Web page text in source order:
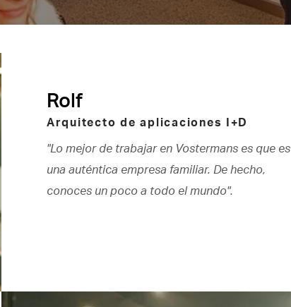
Rolf
Arquitecto de aplicaciones I+D
"Lo mejor de trabajar en Vostermans es que es
una auténtica empresa familiar. De hecho,
conoces un poco a todo el mundo".